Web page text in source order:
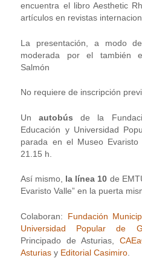
encuentra el libro Aesthetic
artículos en revistas
La presentación, a modo
moderada por el también
Salmón
No requiere de inscripción
Unautobús de la
Educación y Universidad
parada en el Museo
21.15 h.
Así mismo, la línea 10 de
Evaristo Valle” en la puerta
Colaboran: Fundación
Universidad Popular de
Principado de Asturias,
Asturias y Editorial Casimiro